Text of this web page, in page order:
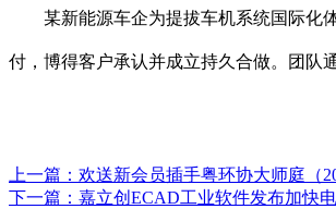
某新能源车企为提拔车机系统国际化体
付，博得客户承认并成立持久合做。团队
上一篇： 欢送新会员插手粤环协大师庭（
下一篇： 嘉立创ECAD工业软件发布加快